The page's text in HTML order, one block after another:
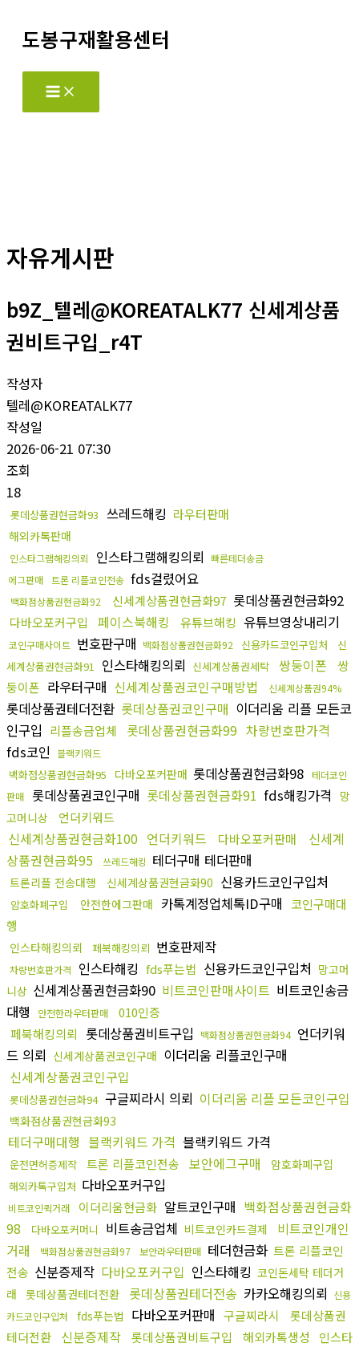
도봉구재활용센터
Main
Menu
자유게시판
b9Z_텔레@KOREATALK77 신세계상품
권비트구입_r4T
작성자
텔레@KOREATALK77
작성일
2026-06-21 07:30
조회
18
롯데상품권현금화93 쓰레드해킹 라우터판매
해외카톡판매
인스타그램해킹의뢰 인스타그램해킹의뢰
빠른테더송금
에그판매
트론 리플코인전송 fds걸렸어요
백화점상품권현금화92 신세계상품권현금화97 롯데상품권현금화92
다바오포커구입 페이스북해킹 유튜브해킹 유튜브영상내리기
코인구매사이트 번호판구매 백화점상품권현금화92 신용카드코인구입처
신
세계상품권현금화91
인스타해킹의뢰 신세계상품권세탁 쌍둥이폰
쌍
둥이폰 라우터구매 신세계상품권코인구매방법 신세계상품권94%
롯데상품권테더전환 롯데상품권코인구매 이더리움 리플 모든코
인구입 리플송금업체 롯데상품권현금화99 차량번호판가격
fds코인
블랙키워드
백화점상품권현금화95 다바오포커판매 롯데상품권현금화98 테더코인
판매
롯데상품권코인구매 롯데상품권현금화91 fds해킹가격
망
고머니상
언더키워드
신세계상품권현금화100 언더키워드 다바오포커판매
신세계
상품권현금화95
쓰레드해킹 테더구매 테더판매
트론리플 전송대행 신세계상품권현금화90 신용카드코인구입처
암호화폐구입 안전한에그판매 카톡계정업체톡ID구매
코인구매대
행
인스타해킹의뢰 페북해킹의뢰 번호판제작
차량번호판가격 인스타해킹 fds푸는법 신용카드코인구입처 망고머
니상 신세계상품권현금화90 비트코인판매사이트 비트코인송금
대행
안전한라우터판매
010인증
페북해킹의뢰
롯데상품권비트구입 백화점상품권현금화94 언더키워
드 의뢰 신세계상품권코인구매 이더리움 리플코인구매
신세계상품권코인구입
롯데상품권현금화94 구글찌라시 의뢰 이더리움 리플 모든코인구입
백화점상품권현금화93
테더구매대행 블랙키워드 가격 블랙키워드 가격
운전면허증제작 트론 리플코인전송 보안에그구매 암호화폐구입
해외카톡구입처 다바오포커구입
비트코인퀵거래 이더리움현금화 알트코인구매 백화점상품권현금화
98
다바오포커머니 비트송금업체 비트코인카드결제
비트코인개인
거래
백화점상품권현금화97 보안라우터판매 테더현금화 트론 리플코인
전송 신분증제작 다바오포커구입 인스타해킹 코인돈세탁 테더거
래 롯데상품권테더전환 롯데상품권테더전송 카카오해킹의뢰 신용
카드코인구입처
fds푸는법 다바오포커판매 구글찌라시
롯데상품권
테더전환
신분증제작 롯데상품권비트구입 해외카톡생성
인스타